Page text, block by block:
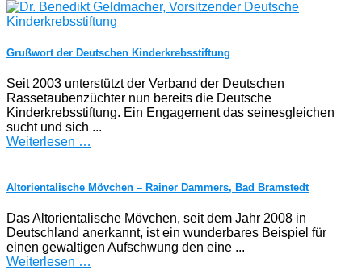
Grußwort der Deutschen Kinderkrebsstiftung
Seit 2003 unterstützt der Verband der Deutschen
Rassetaubenzüchter nun bereits die Deutsche
Kinderkrebsstiftung. Ein Engagement das seinesgleichen
sucht und sich ...
Weiterlesen …
Altorientalische Mövchen – Rainer Dammers, Bad Bramstedt
Das Altorientalische Mövchen, seit dem Jahr 2008 in
Deutschland anerkannt, ist ein wunderbares Beispiel für
einen gewaltigen Aufschwung den eine ...
Weiterlesen …